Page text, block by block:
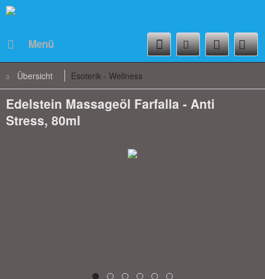
Menü
Übersicht Esoterik - Wellness
Edelstein Massageöl Farfalla - Anti
Stress, 80ml